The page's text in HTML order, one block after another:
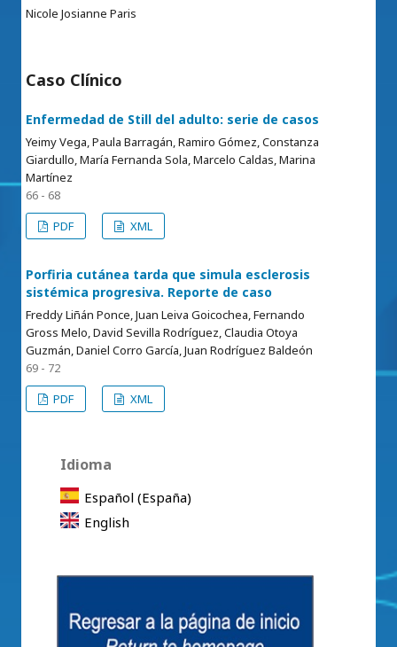
Nicole Josianne Paris
Caso Clínico
Enfermedad de Still del adulto: serie de casos
Yeimy Vega, Paula Barragán, Ramiro Gómez, Constanza
Giardullo, María Fernanda Sola, Marcelo Caldas, Marina
Martínez
66 - 68
PDF
XML
Porfiria cutánea tarda que simula esclerosis
sistémica progresiva. Reporte de caso
Freddy Liñán Ponce, Juan Leiva Goicochea, Fernando
Gross Melo, David Sevilla Rodríguez, Claudia Otoya
Guzmán, Daniel Corro García, Juan Rodríguez Baldeón
69 - 72
PDF
XML
Idioma
Español (España)
English